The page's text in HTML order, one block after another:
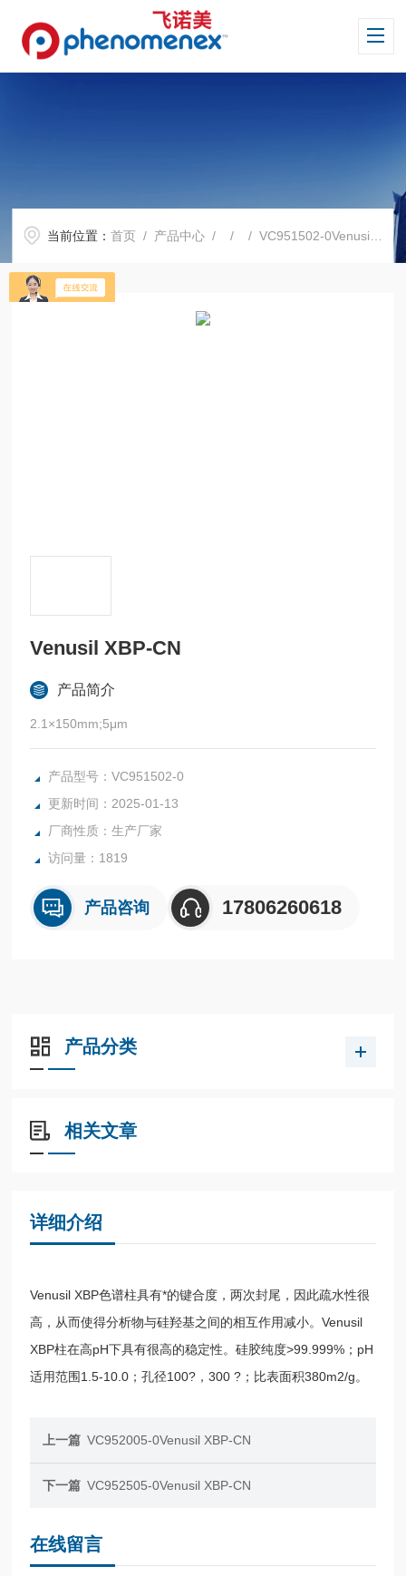
当前位置：首页 / 产品中心 / / / VC951502-0Venusil XBP-CN
Venusil XBP-CN
产品简介
2.1×150mm;5μm
产品型号：VC951502-0
更新时间：2025-01-13
厂商性质：生产厂家
访问量：1819
产品咨询 17806260618
产品分类
相关文章
详细介绍
Venusil XBP色谱柱具有*的键合度，两次封尾，因此疏水性很
高，从而使得分析物与硅羟基之间的相互作用减小。Venusil
XBP柱在高pH下具有很高的稳定性。硅胶纯度>99.999%；pH
适用范围1.5-10.0；孔径100?，300 ?；比表面积380m2/g。
上一篇 VC952005-0Venusil XBP-CN
下一篇 VC952505-0Venusil XBP-CN
在线留言